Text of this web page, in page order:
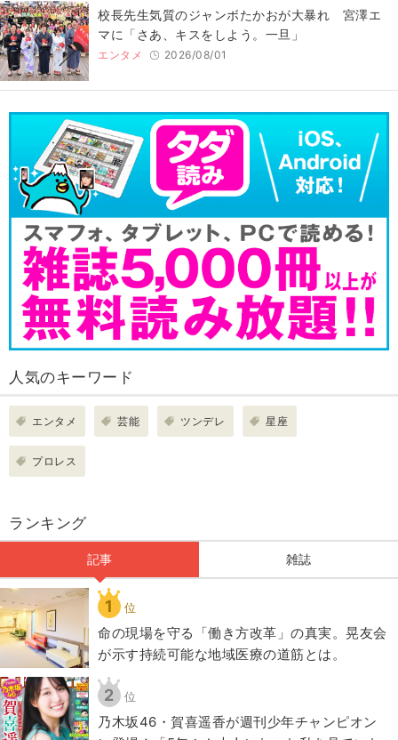
校長先生気質のジャンボたかおが大暴れ 宮澤エ
マに「さあ、キスをしよう。一旦」
エンタメ 2026/08/01
人気のキーワード
エンタメ 芸能 ツンデレ 星座
プロレス
ランキング
記事 雑誌
1 位
​命の現場を守る「働き方改革」の真実。晃友会
が示す持続可能な地域医療の道筋とは。
2 位
乃木坂46・賀喜遥香が週刊少年チャンピオン